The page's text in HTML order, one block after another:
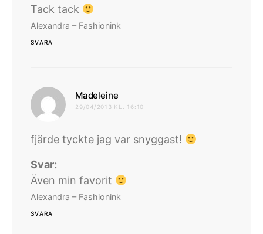
Tack tack
Alexandra – Fashionink
SVARA
Madeleine
29/04/2013 KL. 16:10
fjärde tyckte jag var snyggast!
Svar:
Även min favorit
Alexandra – Fashionink
SVARA